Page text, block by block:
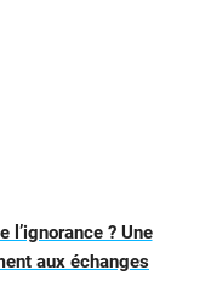
l’ignorance ? Une
aux échanges